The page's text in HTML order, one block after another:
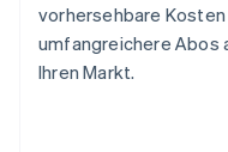
vorhersehbare Kosten
umfangreichere Abos
Ihren Markt.